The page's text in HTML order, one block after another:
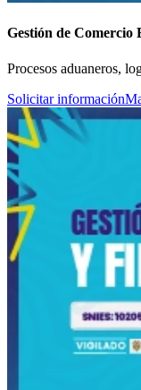
Gestión de Comercio
Procesos aduaneros,
Solicitar información